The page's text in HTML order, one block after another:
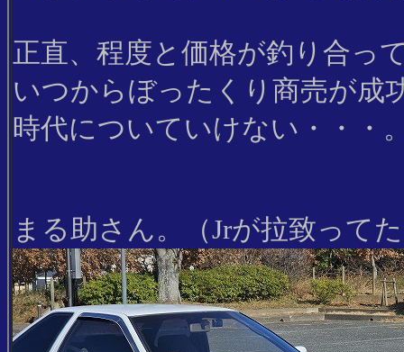
正直、程度と価格が釣り合っ
いつからぼったくり商売が成
時代についていけない・・・
まる助さん。（Jrが拉致って